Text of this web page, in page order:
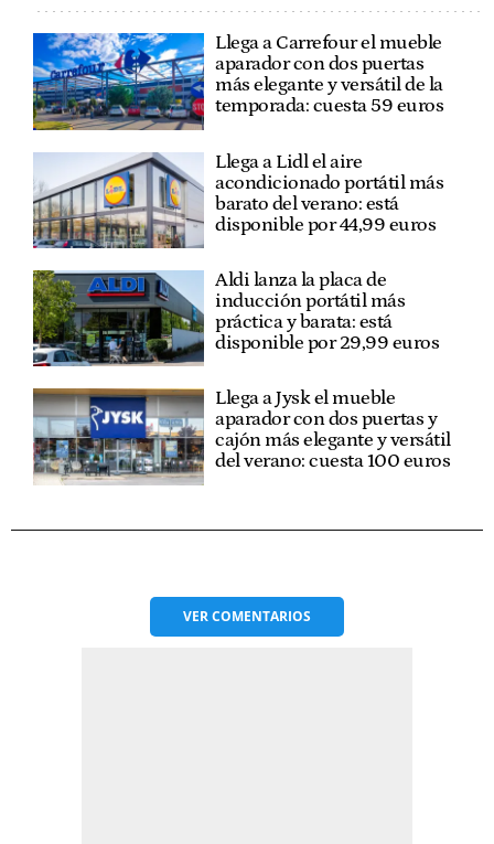
Llega a Carrefour el mueble
aparador con dos puertas
más elegante y versátil de la
temporada: cuesta 59 euros
Llega a Lidl el aire
acondicionado portátil más
barato del verano: está
disponible por 44,99 euros
Aldi lanza la placa de
inducción portátil más
práctica y barata: está
disponible por 29,99 euros
Llega a Jysk el mueble
aparador con dos puertas y
cajón más elegante y versátil
del verano: cuesta 100 euros
VERCOMENTARIOS